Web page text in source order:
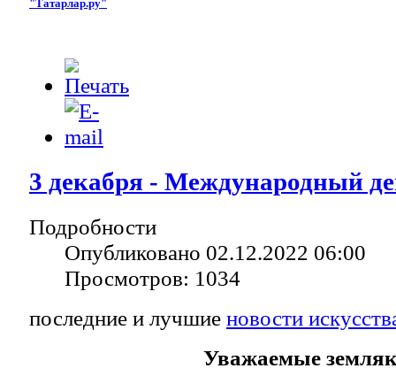
"Татарлар.ру"
3 декабря - Международный
Подробности
Опубликовано 02.12.2022 06:00
Просмотров: 1034
последние и лучшие новости
Уважаемые